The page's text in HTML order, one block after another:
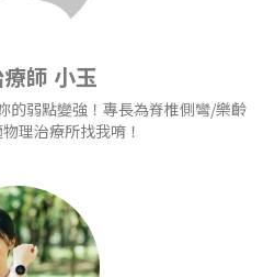
師 小玉
的弱點變強！專長為脊椎側彎/樂齡
理治療所找我唷！